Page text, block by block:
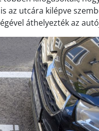
az utcára kilépve
áthelyezték az